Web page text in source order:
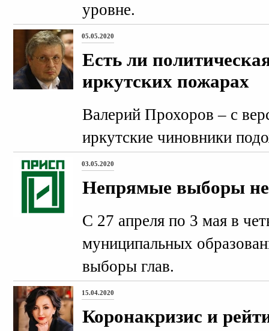
уровне.
05.05.2020
Есть ли
иркутских пожарах
Валерий Прохоров – с
иркутские чиновники
03.05.2020
Непрямые выборы
С 27 апреля по 3 мая в
муниципальных
выборы глав.
15.04.2020
Коронакризис и